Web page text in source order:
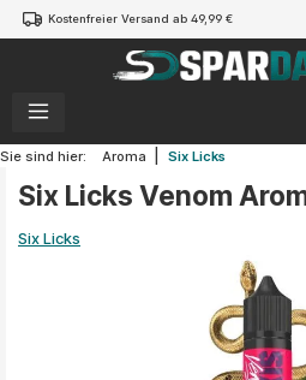
springen
Kostenfreier Versand ab 49,99 €
Sie sind hier: Aroma Six Licks
Six Licks Venom
Six Licks